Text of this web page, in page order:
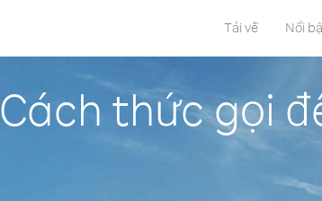
Tải về Nổi
Cách thức gọi